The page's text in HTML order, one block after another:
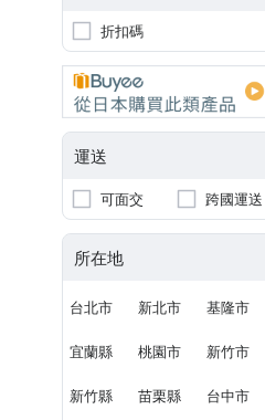
折扣碼
運送
可面交 跨國運送
所在地
台北市 新北市 基隆市
宜蘭縣 桃園市 新竹市
新竹縣 苗栗縣 台中市